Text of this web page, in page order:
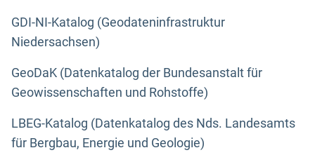
GDI-NI-Katalog (Geodateninfrastruktur
Niedersachsen)
GeoDaK (Datenkatalog der Bundesanstalt für
Geowissenschaften und Rohstoffe)
LBEG-Katalog (Datenkatalog des Nds. Landesamts
für Bergbau, Energie und Geologie)